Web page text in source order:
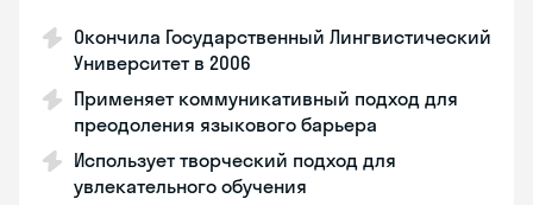
Окончила Государственный Лингвистический
Университет в 2006
Применяет коммуникативный подход для
преодоления языкового барьера
Использует творческий подход для
увлекательного обучения